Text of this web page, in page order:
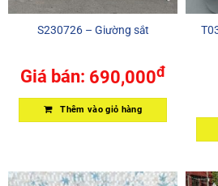
S230726 – Giường sắt
Giá bán: 690,000đ
Thêm vào giỏ hàng